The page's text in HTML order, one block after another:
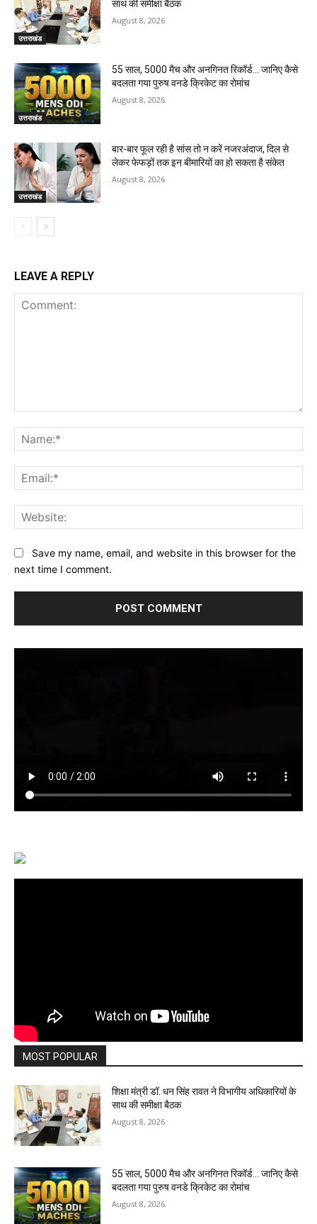
उत्तराखंड
साथ की समीक्षा बैठक
August 8, 2026
उत्तराखंड
55 साल, 5000 मैच और अनगिनत रिकॉर्ड… जानिए कैसे
बदलता गया पुरुष वनडे क्रिकेट का रोमांच
August 8, 2026
उत्तराखंड
बार-बार फूल रही है सांस तो न करें नजरअंदाज, दिल से
लेकर फेफड़ों तक इन बीमारियों का हो सकता है संकेत
August 8, 2026
LEAVE A REPLY
Save my name, email, and website in this browser for the
next time I comment.
MOST POPULAR
शिक्षा मंत्री डॉ. धन सिंह रावत ने विभागीय अधिकारियों के
साथ की समीक्षा बैठक
August 8, 2026
55 साल, 5000 मैच और अनगिनत रिकॉर्ड… जानिए कैसे
बदलता गया पुरुष वनडे क्रिकेट का रोमांच
August 8, 2026